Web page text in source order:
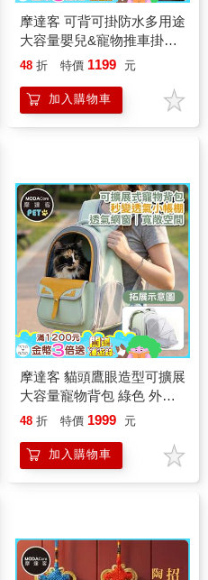
摩達客 可背可掛防水多用途
大容量嬰兒&寵物推車掛包
肩背包 粉色 可手提斜背外
48 折 特價 1199 元
加入購物車
摩達客 貓頭鷹眼造型可擴展
大容量寵物背包 綠色 外出
超透氣網窗雙肩背包 6公斤
篷款
48 折 特價 1999 元
加入購物車